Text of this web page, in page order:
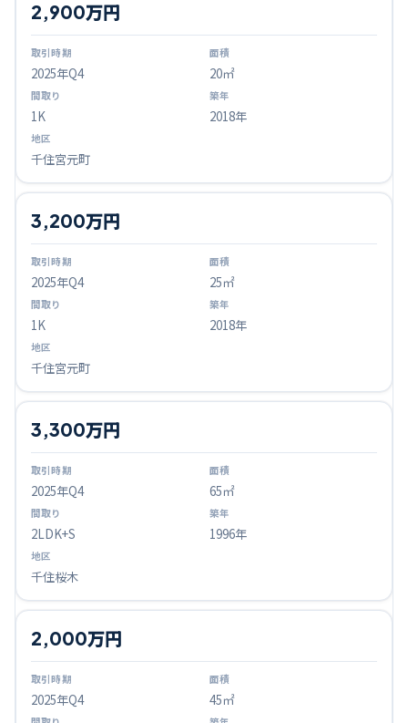
2025年Q4
2,900万円
20㎡
1K 2018年
千住宮元町
2025年Q4
3,200万円
25㎡
1K 2018年
千住宮元町
2025年Q4
3,300万円
65㎡
2LDK+S 1996年
千住桜木
2025年Q4
2,000万円
45㎡